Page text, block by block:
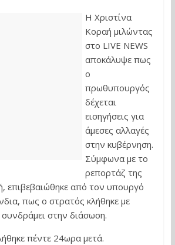
Η Χριστίνα
Κοραή μιλώντας
στο LIVE NEWS
αποκάλυψε πως
ο
πρωθυπουργός
δέχεται
εισηγήσεις για
άμεσες αλλαγές
στην κυβέρνηση.
Σύμφωνα με το
ρεπορτάζ της
επιβεβαιώθηκε από τον υπουργό
πως ο στρατός κλήθηκε με
στην διάσωση.
πέντε 24ωρα μετά.